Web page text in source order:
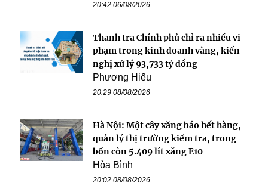
20:42 06/08/2026
Thanh tra Chính phủ chỉ ra nhiều vi
phạm trong kinh doanh vàng, kiến
nghị xử lý 93,733 tỷ đồng
Phương Hiếu
20:29 08/08/2026
Hà Nội: Một cây xăng báo hết hàng,
quản lý thị trường kiểm tra, trong
bồn còn 5.409 lít xăng E10
Hòa Bình
20:02 08/08/2026